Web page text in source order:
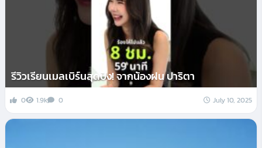
รีวิวเรียนเมลเบิร์นสุดปัง! จากน้องฝน ปาริตา
0 1.9k 0 July 10, 2025